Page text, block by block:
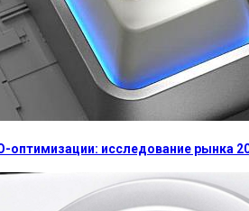
оптимизации: исследование рынка